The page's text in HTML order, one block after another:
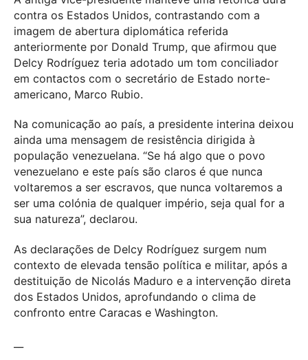
contra os Estados Unidos, contrastando com a
imagem de abertura diplomática referida
anteriormente por Donald Trump, que afirmou que
Delcy Rodríguez teria adotado um tom conciliador
em contactos com o secretário de Estado norte-
americano, Marco Rubio.
Na comunicação ao país, a presidente interina deixou
ainda uma mensagem de resistência dirigida à
população venezuelana. “Se há algo que o povo
venezuelano e este país são claros é que nunca
voltaremos a ser escravos, que nunca voltaremos a
ser uma colónia de qualquer império, seja qual for a
sua natureza”, declarou.
As declarações de Delcy Rodríguez surgem num
contexto de elevada tensão política e militar, após a
destituição de Nicolás Maduro e a intervenção direta
dos Estados Unidos, aprofundando o clima de
confronto entre Caracas e Washington.